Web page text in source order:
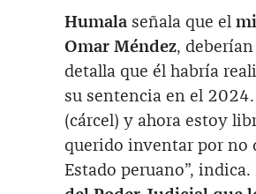
Humala señala que el
Omar Méndez,
detalla que él habría
su sentencia en el
(cárcel) y ahora estoy
querido inventar por no
Estado peruano”,